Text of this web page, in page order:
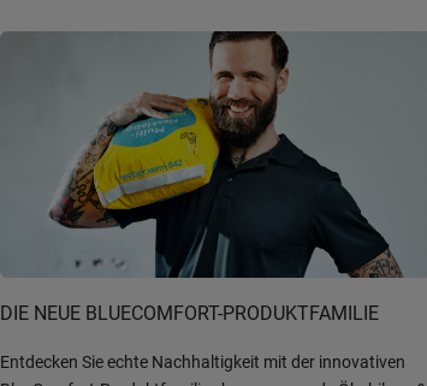
DIE NEUE BLUECOMFORT-PRODUKTFAMILIE
Entdecken Sie echte Nachhaltigkeit mit der innovativen